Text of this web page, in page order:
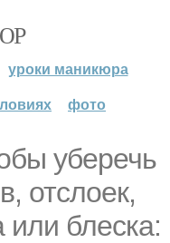
уроки маникюра
фото
уберечь
отслоек,
или блеска: